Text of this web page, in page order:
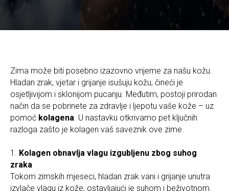
Zima može biti posebno izazovno vrijeme za našu kožu.
Hladan zrak, vjetar i grijanje isušuju kožu, čineći je
osjetljivijom i sklonijom pucanju. Međutim, postoji prirodan
način da se pobrinete za zdravlje i ljepotu vaše kože – uz
pomoć kolagena. U nastavku otkrivamo pet ključnih
razloga zašto je kolagen vaš saveznik ove zime.
1. Kolagen obnavlja vlagu izgubljenu zbog suhog
zraka
Tokom zimskih mjeseci, hladan zrak vani i grijanje unutra
izvlače vlagu iz kože, ostavljajući je suhom i beživotnom.